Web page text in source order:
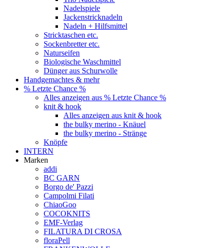
Nadelspiele
Jackenstricknadeln
Nadeln + Hilfsmittel
Stricktaschen etc.
Sockenbretter etc.
Naturseifen
Biologische Waschmittel
Dünger aus Schurwolle
Handgemachtes & mehr
% Letzte Chance %
Alles anzeigen aus % Letzte Chance %
knit & hook
Alles anzeigen aus knit & hook
the bulky merino - Knäuel
the bulky merino - Stränge
Knöpfe
INTERN
Marken
addi
BC GARN
Borgo de' Pazzi
Campolmi Filati
ChiaoGoo
COCOKNITS
EMF-Verlag
FILATURA DI CROSA
floraPell